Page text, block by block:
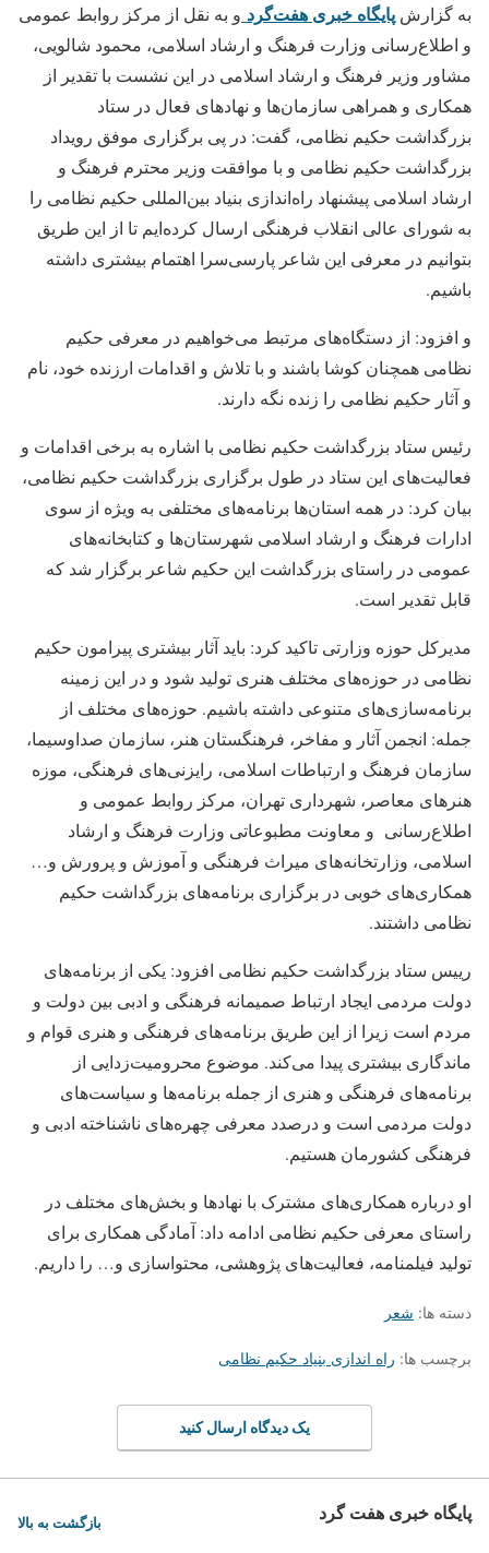
به گزارش پایگاه خبری هفت‌گرد و به نقل از مرکز روابط عمومی
و اطلاع‌رسانی وزارت فرهنگ و ارشاد اسلامی، محمود شالویی،
مشاور وزیر فرهنگ و ارشاد اسلامی در این نشست با تقدیر از
همکاری و همراهی سازمان‌ها و نهادهای فعال در ستاد
بزرگداشت حکیم نظامی، گفت: در پی برگزاری موفق رویداد
بزرگداشت حکیم نظامی و با موافقت وزیر محترم فرهنگ و
ارشاد اسلامی پیشنهاد راه‌اندازی بنیاد بین‌المللی حکیم نظامی را
به شورای عالی انقلاب فرهنگی ارسال کرده‌ایم تا از این طریق
بتوانیم در معرفی این شاعر پارسی‌سرا اهتمام بیشتری داشته
باشیم.
و افزود: از دستگاه‌های مرتبط می‌خواهیم در معرفی حکیم
نظامی همچنان کوشا باشند و با تلاش و اقدامات ارزنده خود، نام
و آثار حکیم نظامی را زنده نگه دارند.
رئیس ستاد بزرگداشت حکیم نظامی با اشاره به برخی اقدامات و
فعالیت‌های این ستاد در طول برگزاری بزرگداشت حکیم نظامی،
بیان کرد: در همه استان‌ها برنامه‌های مختلفی به ویژه از سوی
ادارات فرهنگ و ارشاد اسلامی شهرستان‌ها و کتابخانه‌های
عمومی در راستای بزرگداشت این حکیم شاعر برگزار شد که
قابل تقدیر است.
مدیرکل حوزه وزارتی تاکید کرد: باید آثار بیشتری پیرامون حکیم
نظامی در حوزه‌های مختلف هنری تولید شود و در این زمینه
برنامه‌سازی‌های متنوعی داشته باشیم. حوزه‌های مختلف از
جمله: انجمن آثار و مفاخر، فرهنگستان هنر، سازمان صداوسیما،
سازمان فرهنگ و ارتباطات اسلامی، رایزنی‌های فرهنگی، موزه
هنرهای معاصر، شهرداری تهران، مرکز روابط عمومی و
اطلاع‌رسانی و معاونت مطبوعاتی وزارت فرهنگ و ارشاد
اسلامی، وزارتخانه‌های میراث فرهنگی و آموزش و پرورش و…
همکاری‌های خوبی در برگزاری برنامه‌های بزرگداشت حکیم
نظامی داشتند.
رییس ستاد بزرگداشت حکیم نظامی افزود: یکی از برنامه‌های
دولت مردمی ایجاد ارتباط صمیمانه فرهنگی و ادبی بین دولت و
مردم است زیرا از این طریق برنامه‌های فرهنگی و هنری قوام و
ماندگاری بیشتری پیدا می‌کند. موضوع محرومیت‌زدایی از
برنامه‌های فرهنگی و هنری از جمله برنامه‌ها و سیاست‌های
دولت مردمی است و درصدد معرفی چهره‌های ناشناخته ادبی و
فرهنگی کشورمان هستیم.
او درباره همکاری‌های مشترک با نهادها و بخش‌های مختلف در
راستای معرفی حکیم نظامی ادامه داد: آمادگی همکاری برای
تولید فیلمنامه، فعالیت‌های پژوهشی، محتواسازی و… را داریم.
دسته ها: شعر
برچسب ها: راه اندازی بنیاد حکیم نظامی
یک دیدگاه ارسال کنید
پایگاه خبری هفت گرد بازگشت به بالا